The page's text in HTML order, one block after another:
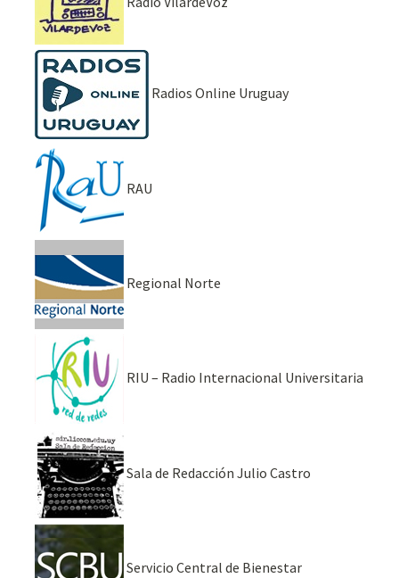
Radios Online Uruguay
RAU
Regional Norte
RIU – Radio Internacional Universitaria
Sala de Redacción Julio Castro
Servicio Central de Bienestar